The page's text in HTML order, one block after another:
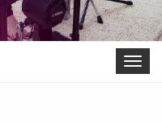
Toggle